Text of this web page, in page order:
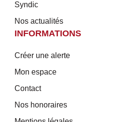
Syndic
Nos actualités
INFORMATIONS
Créer une alerte
Mon espace
Contact
Nos honoraires